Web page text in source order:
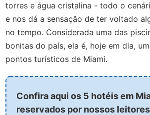
torres e água cristalina - todo o
e nos dá a sensação de ter voltado
no tempo. Considerada uma das
bonitas do país, ela é, hoje em dia,
pontos turísticos de Miami.
Confira aqui os 5 hotéis em
reservados por nossos